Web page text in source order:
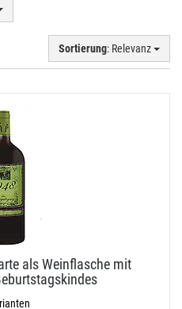
Sortierung: Relevanz
als Weinflasche mit